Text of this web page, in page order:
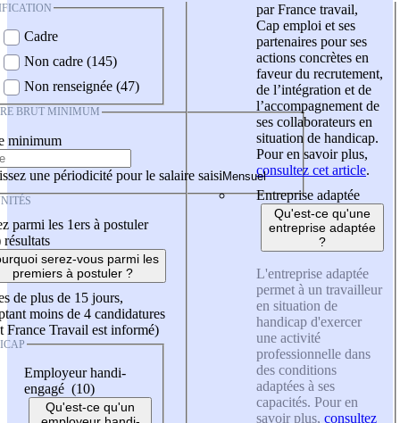
Cadre
Non cadre (145)
Non renseignée (47)
BRUT MINIMUM
minimum
une périodicité pour le salaire saisi
parmi les 1ers à postuler
résultats
serez-vous parmi les
premiers à postuler ?
de plus de 15 jours,
moins de 4 candidatures
France Travail est informé)
Employeur handi-
engagé (10)
Qu'est-ce qu'un
par France travail,
Cap emploi et ses
partenaires pour ses
actions concrètes en
faveur du recrutement,
de l’intégration et de
l’accompagnement de
ses collaborateurs en
situation de handicap.
Pour en savoir plus,
consultez cet article.
Entreprise adaptée
Qu'est-ce qu'une
entreprise adaptée
?
L'entreprise adaptée
permet à un travailleur
en situation de
handicap d'exercer
une activité
professionnelle dans
des conditions
adaptées à ses
capacités. Pour en
savoir plus, consultez